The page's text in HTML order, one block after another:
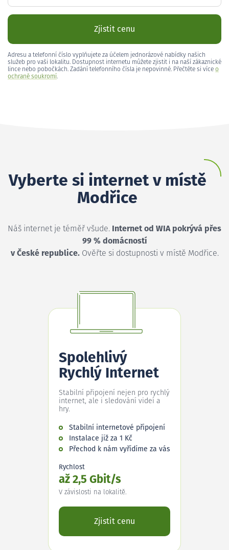
Zjistit cenu
Adresu a telefonní číslo vyplňujete za účelem jednorázové nabídky našich
služeb pro vaši lokalitu. Dostupnost internetu můžete zjistit i na naší zákaznické
lince nebo pobočkách. Zadání telefonního čísla je nepovinné. Přečtěte si více o
ochraně soukromí.
Vyberte si internet v místě
Modřice
Náš internet je téměř všude. Internet od WIA pokrývá přes
99 % domácností
v České republice.Ověřte si dostupnosti v místě Modřice.
Spolehlivý
Rychlý Internet
Stabilní připojení nejen pro rychlý
internet, ale i sledování videí a
hry.
Stabilní internetové připojení
Instalace již za 1 Kč
Přechod k nám vyřídíme za vás
Rychlost
až 2,5 Gbit/s
V závislosti na lokalitě.
Zjistit cenu